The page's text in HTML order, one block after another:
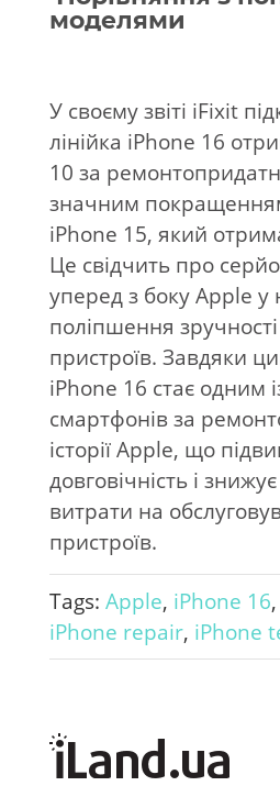
моделями
У своєму звіті iFixit
лінійка iPhone 16
10 за
значним
iPhone 15, який
Це свідчить про
уперед з боку Apple
поліпшення
пристроїв. Завдяки
iPhone 16 стає одним
смартфонів за
історії Apple, що
довговічність і
витрати на
пристроїв.
Tags: Apple, iPhone 16,
iPhone repair, iPhone